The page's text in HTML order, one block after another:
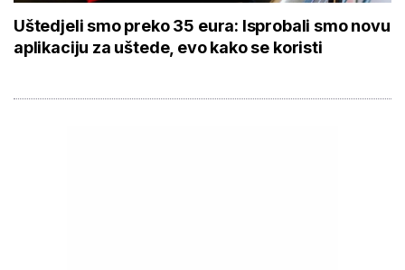
Uštedjeli smo preko 35 eura: Isprobali smo novu
aplikaciju za uštede, evo kako se koristi